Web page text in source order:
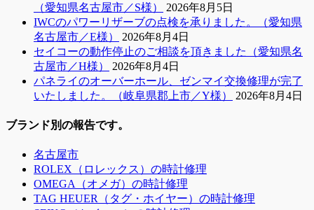
（愛知県名古屋市／S様）
2026年8月5日
IWCのパワーリザーブの点検を承りました。（愛知県
名古屋市／E様）
2026年8月4日
セイコーの動作停止のご相談を頂きました（愛知県名
古屋市／H様）
2026年8月4日
パネライのオーバーホール、ゼンマイ交換修理が完了
いたしました。（岐阜県郡上市／Y様）
2026年8月4日
ブランド別の報告です。
名古屋市
ROLEX（ロレックス）の時計修理
OMEGA（オメガ）の時計修理
TAG HEUER（タグ・ホイヤー）の時計修理